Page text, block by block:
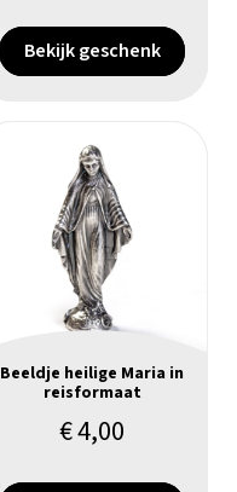
Bekijk geschenk
Beeldje heilige Maria in
reisformaat
€4,00